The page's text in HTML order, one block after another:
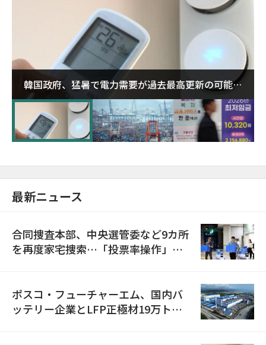
韓国政府、猛暑で電力需要が過去最高更新の可能性
に需給対応体制を点検
最新ニュース
合同捜査本部、中央選管委など9カ所
を再度家宅捜索…「投票率操作」の
ポスコ・フューチャーエム、国内バ
ッテリー企業とLFP正極材19万トン